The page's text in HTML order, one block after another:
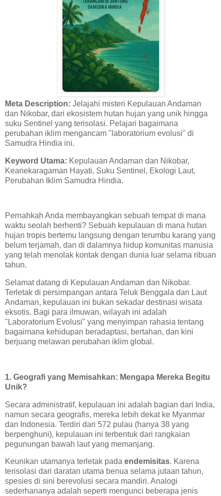
Meta Description: Jelajahi misteri Kepulauan Andaman
dan Nikobar, dari ekosistem hutan hujan yang unik hingga
suku Sentinel yang terisolasi. Pelajari bagaimana
perubahan iklim mengancam "laboratorium evolusi" di
Samudra Hindia ini.
Keyword Utama: Kepulauan Andaman dan Nikobar,
Keanekaragaman Hayati, Suku Sentinel, Ekologi Laut,
Perubahan Iklim Samudra Hindia.
Pernahkah Anda membayangkan sebuah tempat di mana
waktu seolah berhenti? Sebuah kepulauan di mana hutan
hujan tropis bertemu langsung dengan terumbu karang yang
belum terjamah, dan di dalamnya hidup komunitas manusia
yang telah menolak kontak dengan dunia luar selama ribuan
tahun.
Selamat datang di Kepulauan Andaman dan Nikobar.
Terletak di persimpangan antara Teluk Benggala dan Laut
Andaman, kepulauan ini bukan sekadar destinasi wisata
eksotis. Bagi para ilmuwan, wilayah ini adalah
"Laboratorium Evolusi" yang menyimpan rahasia tentang
bagaimana kehidupan beradaptasi, bertahan, dan kini
berjuang melawan perubahan iklim global.
1. Geografi yang Memisahkan: Mengapa Mereka Begitu
Unik?
Secara administratif, kepulauan ini adalah bagian dari India,
namun secara geografis, mereka lebih dekat ke Myanmar
dan Indonesia. Terdiri dari 572 pulau (hanya 38 yang
berpenghuni), kepulauan ini terbentuk dari rangkaian
pegunungan bawah laut yang memanjang.
Keunikan utamanya terletak pada endemisitas. Karena
terisolasi dari daratan utama benua selama jutaan tahun,
spesies di sini berevolusi secara mandiri. Analogi
sederhananya adalah seperti mengunci beberapa jenis